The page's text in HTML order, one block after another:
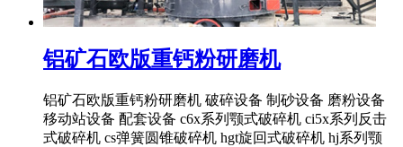
铝矿石欧版重钙粉研磨机
铝矿石欧版重钙粉研磨机 破碎设备 制砂设备 磨粉设备
移动站设备 配套设备 c6x系列颚式破碎机 ci5x系列反击
式破碎机 cs弹簧圆锥破碎机 hgt旋回式破碎机 hj系列颚